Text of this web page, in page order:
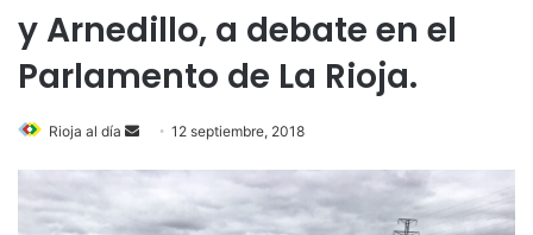
y Arnedillo, a debate en el
Parlamento de La Rioja.
Rioja al día 12 septiembre, 2018